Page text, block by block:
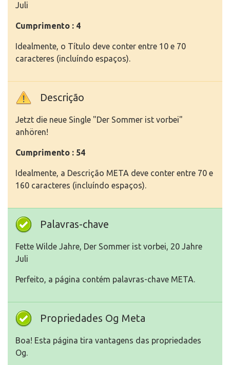
Juli
Cumprimento : 4
Idealmente, o Título deve conter entre 10 e 70
caracteres (incluíndo espaços).
Descrição
Jetzt die neue Single "Der Sommer ist vorbei"
anhören!
Cumprimento : 54
Idealmente, a Descrição META deve conter entre 70 e
160 caracteres (incluíndo espaços).
Palavras-chave
Fette Wilde Jahre, Der Sommer ist vorbei, 20 Jahre
Juli
Perfeito, a página contém palavras-chave META.
Propriedades Og Meta
Boa! Esta página tira vantagens das propriedades
Og.